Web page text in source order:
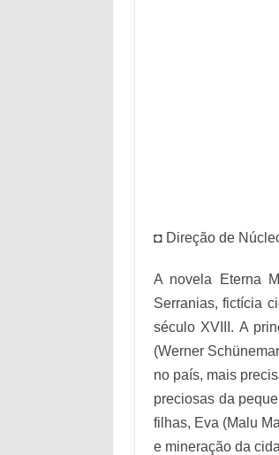
◘ Direção de
A novela Eterna
Serranias, fictícia
século XVIII. A
(Werner
no país, mais
preciosas da
filhas, Eva (Malu
e mineração da